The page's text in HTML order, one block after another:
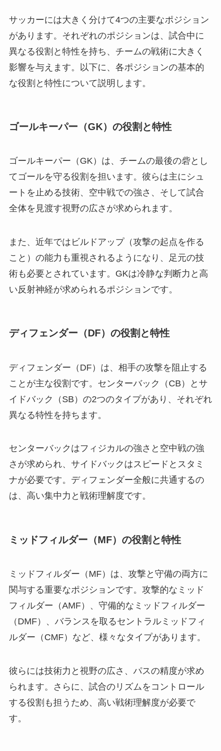
サッカーには大きく分けて4つの主要なポジション
があります。それぞれのポジションは、試合中に
異なる役割と特性を持ち、チームの戦術に大きく
影響を与えます。以下に、各ポジションの基本的
な役割と特性について説明します。
ゴールキーパー（GK）の役割と特性
ゴールキーパー（GK）は、チームの最後の砦とし
てゴールを守る役割を担います。彼らは主にシュ
ートを止める技術、空中戦での強さ、そして試合
全体を見渡す視野の広さが求められます。
また、近年ではビルドアップ（攻撃の起点を作る
こと）の能力も重視されるようになり、足元の技
術も必要とされています。GKは冷静な判断力と高
い反射神経が求められるポジションです。
ディフェンダー（DF）の役割と特性
ディフェンダー（DF）は、相手の攻撃を阻止する
ことが主な役割です。センターバック（CB）とサ
イドバック（SB）の2つのタイプがあり、それぞれ
異なる特性を持ちます。
センターバックはフィジカルの強さと空中戦の強
さが求められ、サイドバックはスピードとスタミ
ナが必要です。ディフェンダー全般に共通するの
は、高い集中力と戦術理解度です。
ミッドフィルダー（MF）の役割と特性
ミッドフィルダー（MF）は、攻撃と守備の両方に
関与する重要なポジションです。攻撃的なミッド
フィルダー（AMF）、守備的なミッドフィルダー
（DMF）、バランスを取るセントラルミッドフィ
ルダー（CMF）など、様々なタイプがあります。
彼らには技術力と視野の広さ、パスの精度が求め
られます。さらに、試合のリズムをコントロール
する役割も担うため、高い戦術理解度が必要で
す。